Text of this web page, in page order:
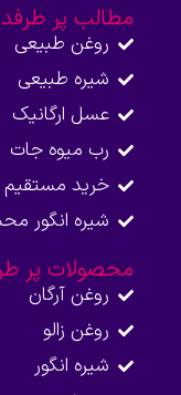
مطالب پر
روغن طبیعی
شیره طبیعی
عسل ارگانیک
رب میوه جات
خرید مستقیم
شیره انگور
محصولات پر
روغن آرگان
روغن زالو
شیره انگور